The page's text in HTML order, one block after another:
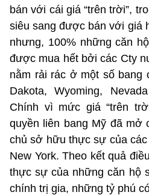
bán với cái giá “trên trời”,
siêu sang được bán với giá
nhưng, 100% những căn
được mua hết bởi các Cty
nằm rải rác ở một số bang
Dakota, Wyoming,
Chính vì mức giá “trên
quyền liên bang Mỹ đã mở
chủ sở hữu thực sự của
New York. Theo kết quả
thực sự của những căn hộ
chính trị gia, những tỷ phú